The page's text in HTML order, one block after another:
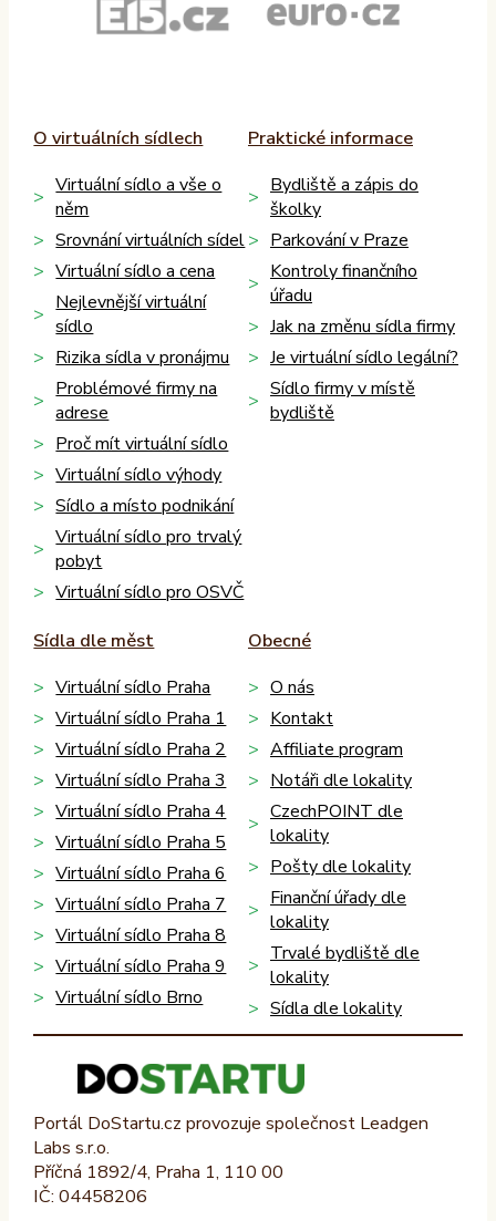
O virtuálních sídlech
Virtuální sídlo a vše o
něm
Srovnání virtuálních sídel
Virtuální sídlo a cena
Nejlevnější virtuální
sídlo
Rizika sídla v pronájmu
Problémové firmy na
adrese
Proč mít virtuální sídlo
Virtuální sídlo výhody
Sídlo a místo podnikání
Virtuální sídlo pro trvalý
pobyt
Virtuální sídlo pro OSVČ
Praktické informace
Bydliště a zápis do
školky
Parkování v Praze
Kontroly finančního
úřadu
Jak na změnu sídla firmy
Je virtuální sídlo legální?
Sídlo firmy v místě
bydliště
Sídla dle měst
Virtuální sídlo Praha
Virtuální sídlo Praha 1
Virtuální sídlo Praha 2
Virtuální sídlo Praha 3
Virtuální sídlo Praha 4
Virtuální sídlo Praha 5
Virtuální sídlo Praha 6
Virtuální sídlo Praha 7
Virtuální sídlo Praha 8
Virtuální sídlo Praha 9
Virtuální sídlo Brno
Obecné
O nás
Kontakt
Affiliate program
Notáři dle lokality
CzechPOINT dle
lokality
Pošty dle lokality
Finanční úřady dle
lokality
Trvalé bydliště dle
lokality
Sídla dle lokality
Portál DoStartu.cz provozuje společnost Leadgen
Labs s.r.o.
Příčná 1892/4, Praha 1, 110 00
IČ: 04458206